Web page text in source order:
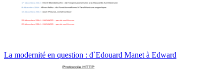
La modernité en question : d`Edouard Manet à Edward